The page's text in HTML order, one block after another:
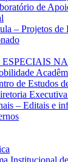
de
– Projetos de
de Estudos
Executiva
– Editais e
Institucional